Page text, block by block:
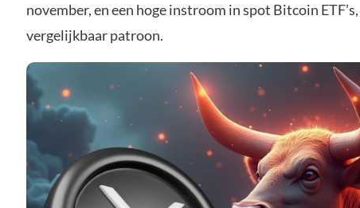
november, en een hoge instroom in spot Bitcoin
vergelijkbaar patroon.